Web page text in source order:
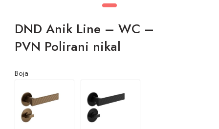
DND Anik Line – WC –
PVN Polirani nikal
Boja